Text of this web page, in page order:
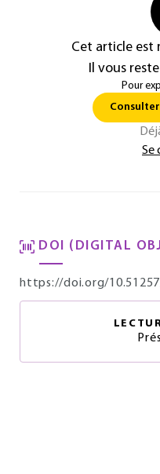
Cet article est
Il vous
Pour
Se
DOI (DIGITAL
https://doi.org/